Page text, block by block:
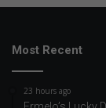
Most Recent
23 hours ago